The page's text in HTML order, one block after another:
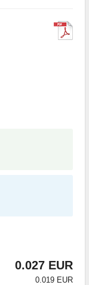
0.027 EUR
0.019 EUR